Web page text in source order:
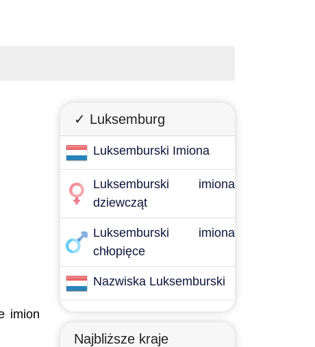
imion
✓ Luksemburg
Luksemburski Imiona
Luksemburski imiona
dziewcząt
Luksemburski imiona
chłopięce
Nazwiska Luksemburski
Najbliższe kraje